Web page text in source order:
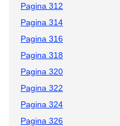
Pagina 312
Pagina 314
Pagina 316
Pagina 318
Pagina 320
Pagina 322
Pagina 324
Pagina 326